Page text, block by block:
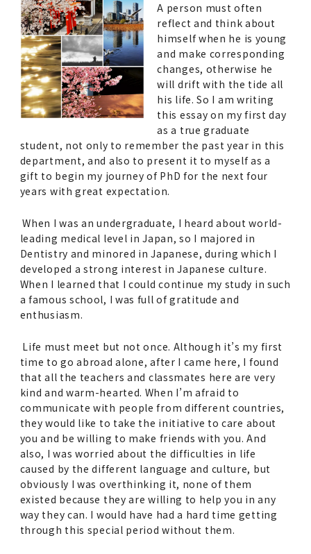
A person must often
reflect and think about
himself when he is young
and make corresponding
changes, otherwise he
will drift with the tide all
his life. So I am writing
this essay on my first day
as a true graduate
student, not only to remember the past year in this
department, and also to present it to myself as a
gift to begin my journey of PhD for the next four
years with great expectation.
When I was an undergraduate, I heard about world-
leading medical level in Japan, so I majored in
Dentistry and minored in Japanese, during which I
developed a strong interest in Japanese culture.
When I learned that I could continue my study in such
a famous school, I was full of gratitude and
enthusiasm.
Life must meet but not once. Although it’s my first
time to go abroad alone, after I came here, I found
that all the teachers and classmates here are very
kind and warm-hearted. When I’m afraid to
communicate with people from different countries,
they would like to take the initiative to care about
you and be willing to make friends with you. And
also, I was worried about the difficulties in life
caused by the different language and culture, but
obviously I was overthinking it, none of them
existed because they are willing to help you in any
way they can. I would have had a hard time getting
through this special period without them.